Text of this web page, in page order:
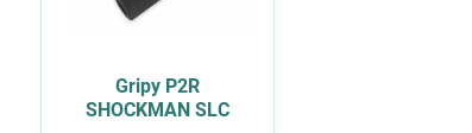
Gripy P2R
SHOCKMAN SLC